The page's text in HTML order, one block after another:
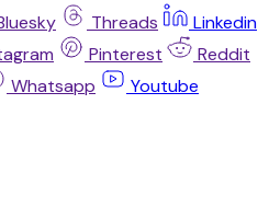
Threads
Linkedin
Pinterest
Reddit
Whatsapp
Youtube